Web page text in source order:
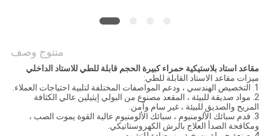
منتوج وصف
مقاعد استاد بلاستيكية حمراء كبيرة الحجم قابلة للطي للاستاد الداخلي
ميزات مقاعد الاستاد القابلة للطي:
1. التخصيص الهندسي ، ودعم المواصفات المختلفة لتلبية احتياجات العملاء.
2. مواد صديقة للبيئة ، المقعد مصنوع من البولي إيثيلين عالي الكثافة
المريح والصديق للبيئة ، غير سام وآمن.
3. قدم سبائك الألومنيوم ، سبائك الألومنيوم عالية القوة يموت الصب ،
ومكافحة الصدأ العلاج بالرش الكهروستاتيكي.